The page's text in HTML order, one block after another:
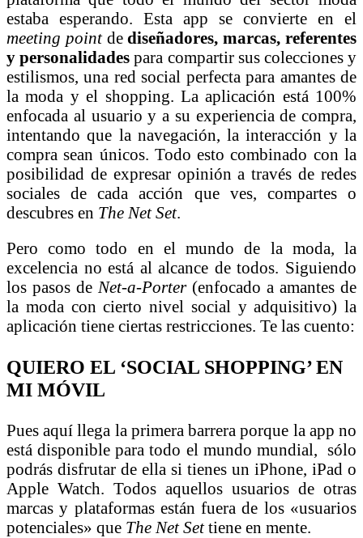
estaba esperando. Esta app se convierte en el
meeting pointdediseñadores, marcas, referentes
y personalidades para compartir sus colecciones y
estilismos, una red social perfecta para amantes de
la moda y el shopping. La aplicación está 100%
enfocada al usuario y a su experiencia de compra,
intentando que la navegación, la interacción y la
compra sean únicos. Todo esto combinado con la
posibilidad de expresar opinión a través de redes
sociales de cada acción que ves, compartes o
descubres en The Net Set.
Pero como todo en el mundo de la moda, la
excelencia no está al alcance de todos. Siguiendo
los pasos de Net-a-Porter(enfocado a amantes de
la moda con cierto nivel social y adquisitivo) la
aplicación tiene ciertas restricciones. Te las cuento:
QUIERO EL ‘SOCIAL SHOPPING’ EN
MI MÓVIL
Pues aquí llega la primera barrera porque la app no
está disponible para todo el mundo mundial, sólo
podrás disfrutar de ella si tienes un iPhone, iPad o
Apple Watch. Todos aquellos usuarios de otras
marcas y plataformas están fuera de los «usuarios
potenciales» que The Net Settiene en mente.